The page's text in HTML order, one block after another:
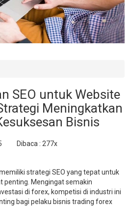
SEO untuk Website
Meningkatkan
Bisnis
Dibaca : 277x
strategi SEO yang tepat untuk
penting. Mengingat semakin
di forex, kompetisi di industri ini
bagi pelaku bisnis trading forex